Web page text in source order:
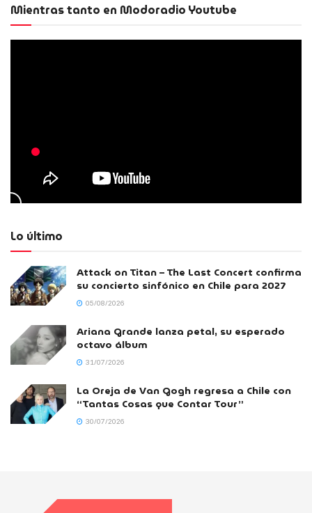
Mientras tanto en Modoradio Youtube
Lo último
Attack on Titan – The Last Concert confirma
su concierto sinfónico en Chile para 2027
05/08/2026
Ariana Grande lanza petal, su esperado
octavo álbum
31/07/2026
La Oreja de Van Gogh regresa a Chile con
“Tantas Cosas que Contar Tour”
30/07/2026